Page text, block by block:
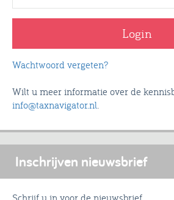
Wachtwoord vergeten?
Wilt u meer informatie over de
info@taxnavigator.nl
Inschrijven nieuwsbrief
Schrijf u in voor de nieuwsbrief